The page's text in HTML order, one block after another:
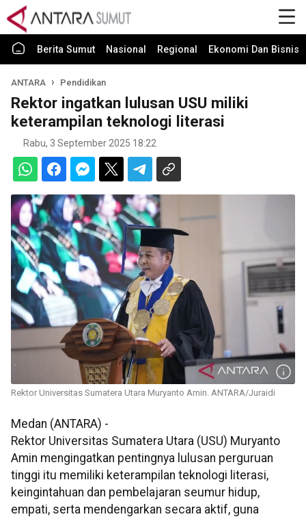
Berita Sumut Nasional Regional Ekonomi Dan Bisnis
ANTARA Pendidikan
Rektor ingatkan lulusan USU miliki
keterampilan teknologi literasi
Rabu, 3 September 2025 18:22
Rektor Universitas Sumatera Utara Muryanto Amin. ANTARA/Juraidi
Medan (ANTARA) -
Rektor Universitas Sumatera Utara (USU) Muryanto
Amin mengingatkan pentingnya lulusan perguruan
tinggi itu memiliki keterampilan teknologi literasi,
keingintahuan dan pembelajaran seumur hidup,
empati, serta mendengarkan secara aktif, guna